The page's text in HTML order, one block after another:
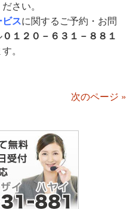
さい。
スに関するご予約・お問
０１２０－６３１－８８１
。
次のページ »